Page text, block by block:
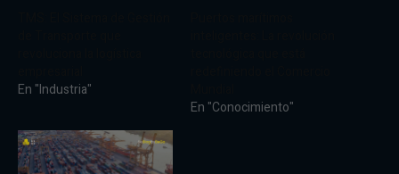
En "Industria"
En "Conocimiento"